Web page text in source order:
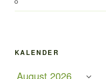
KALENDER